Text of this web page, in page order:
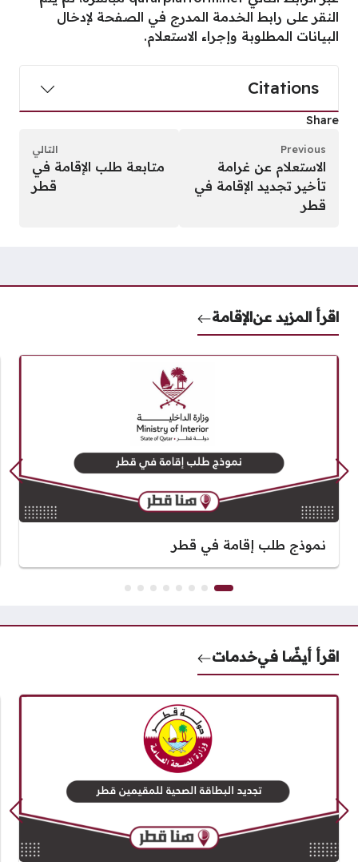
النقر على رابط الخدمة المدرج في الصفحة لإدخال
البيانات المطلوبة وإجراء الاستعلام.
Citations
Share
Previous
الاستعلام عن غرامة
تأخير تجديد الإقامة في
قطر
التالي
متابعة طلب الإقامة في
قطر
اقرأ المزيد عنالإقامة
نموذج طلب إقامة في قطر
اقرأ أيضًا فيخدمات